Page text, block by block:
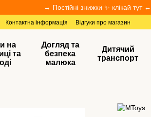
→ Постійні знижки ✨ клікай тут ←
Контактна інформація Відгуки про магазин
на
та
Догляд та
безпека
малюка
Дитячий
транспорт